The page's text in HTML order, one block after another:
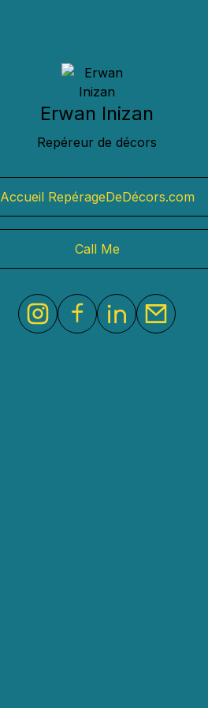
Erwan Inizan
Repéreur de décors
Accueil RepérageDeDécors.com
Call Me